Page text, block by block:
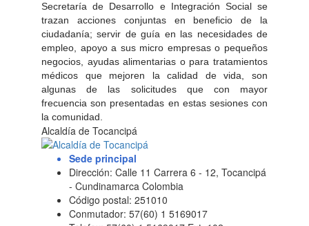
Secretaría de Desarrollo e Integración Social se
trazan acciones conjuntas en beneficio de la
ciudadanía; servir de guía en las necesidades de
empleo, apoyo a sus micro empresas o pequeños
negocios, ayudas alimentarias o para tratamientos
médicos que mejoren la calidad de vida, son
algunas de las solicitudes que con mayor
frecuencia son presentadas en estas sesiones con
la comunidad.​
Alcaldía de Tocancipá
Sede principal
Dirección: Calle 11 Carrera 6 - 12, Tocancipá
- Cundinamarca Colombia
Código postal: 251010
Conmutador: 57(60) 1 5169017